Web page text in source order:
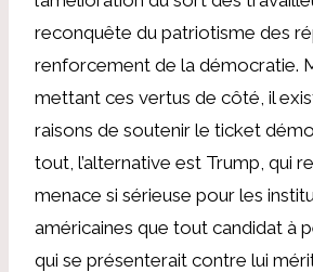
reconquête du patriotisme des
renforcement de la démocratie.
mettant ces vertus de côté, il
raisons de soutenir le ticket
tout, l’alternative est Trump, qui
menace si sérieuse pour les
américaines que tout candidat à
qui se présenterait contre lui